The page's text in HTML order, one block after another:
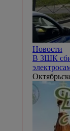
Новости
В ЗШК